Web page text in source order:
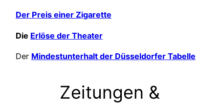
Der Preis einer Zigarette
Die Erlöse der Theater
Der Mindestunterhalt der Düsseldorfer Tabelle
Zeitungen &